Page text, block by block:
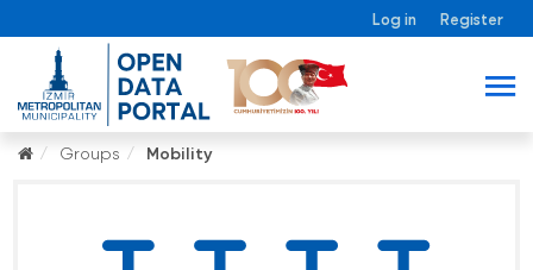
Log in Register
Groups Mobility